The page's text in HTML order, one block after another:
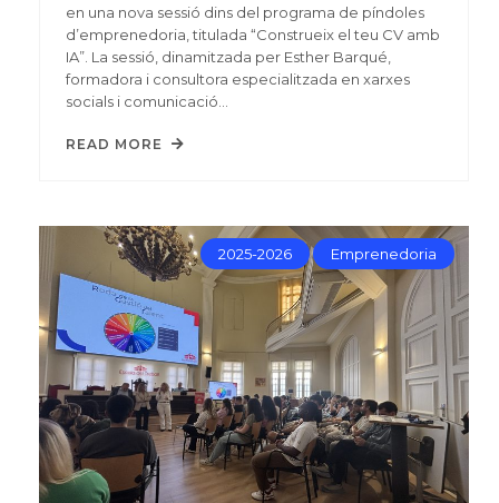
en una nova sessió dins del programa de píndoles
d’emprenedoria, titulada “Construeix el teu CV amb
IA”. La sessió, dinamitzada per Esther Barqué,
formadora i consultora especialitzada en xarxes
socials i comunicació…
READ MORE
2025-2026 Emprenedoria